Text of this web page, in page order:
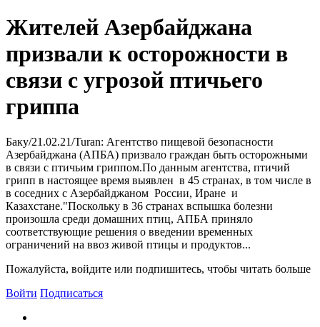
Жителей Азербайджана
призвали к осторожности в
связи с угрозой птичьего
гриппа
Баку/21.02.21/Turan: Агентство пищевой безопасности
Азербайджана (АПБА) призвало граждан быть осторожными
в связи с птичьим гриппом.По данным агентства, птичий
грипп в настоящее время выявлен в 45 странах, в том числе в
в соседних с Азербайджаном России, Иране и
Казахстане."Поскольку в 36 странах вспышка болезни
произошла среди домашних птиц, АПБА приняло
соответствующие решения о введении временных
ограничений на ввоз живой птицы и продуктов...
Пожалуйста, войдите или подпишитесь, чтобы читать больше
Войти Подписаться